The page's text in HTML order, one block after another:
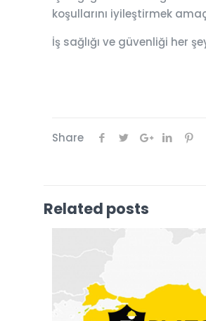
koşullarını iyileştirmek
İş sağlığı ve güvenliği her
Share
Related posts